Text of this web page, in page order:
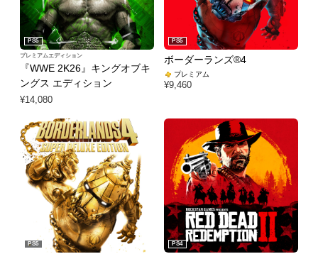
『WWE 2K26』キングオブキ
ングス エディション
PS5
プレミアムエディション
¥14,080
ボーダーランズ®4
PS5
プレミアム
¥9,460
PS5 PS4